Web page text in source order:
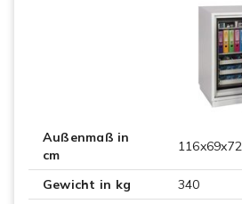
Außenmaß in
cm
116x69x72
Gewicht in kg 340